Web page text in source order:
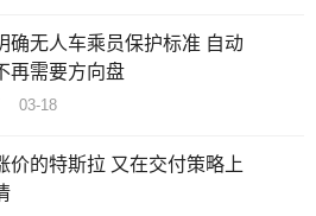
确无人车乘员保护标准 自动
再需要方向盘
03-18
价的特斯拉 又在交付策略上